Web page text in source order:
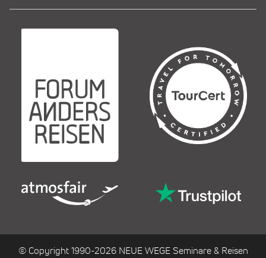
© Copyright 1990-2026 NEUE WEGE Seminare & Reisen